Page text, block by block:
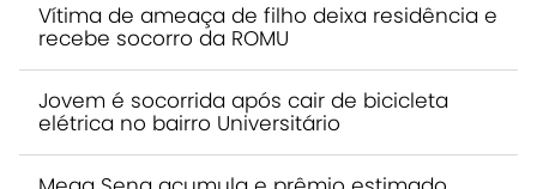
Vítima de ameaça de filho deixa residência e
recebe socorro da ROMU
Jovem é socorrida após cair de bicicleta
elétrica no bairro Universitário